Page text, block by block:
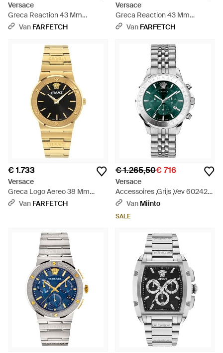
Versace
Greca Reaction 43 Mm
Horloge - Grijs
Van FARFETCH
Versace
Greca Reaction 43 Mm
Horloge - Grijs
Van FARFETCH
€ 1.733
Versace
Greca Logo Aereo 38 Mm
Horloge - Metallic
Van FARFETCH
€ 1.265,50€ 716
Versace
Accessoires ,Grijs ,Vev 602425
Chrono Signature - Groen
Van Miinto
SALE